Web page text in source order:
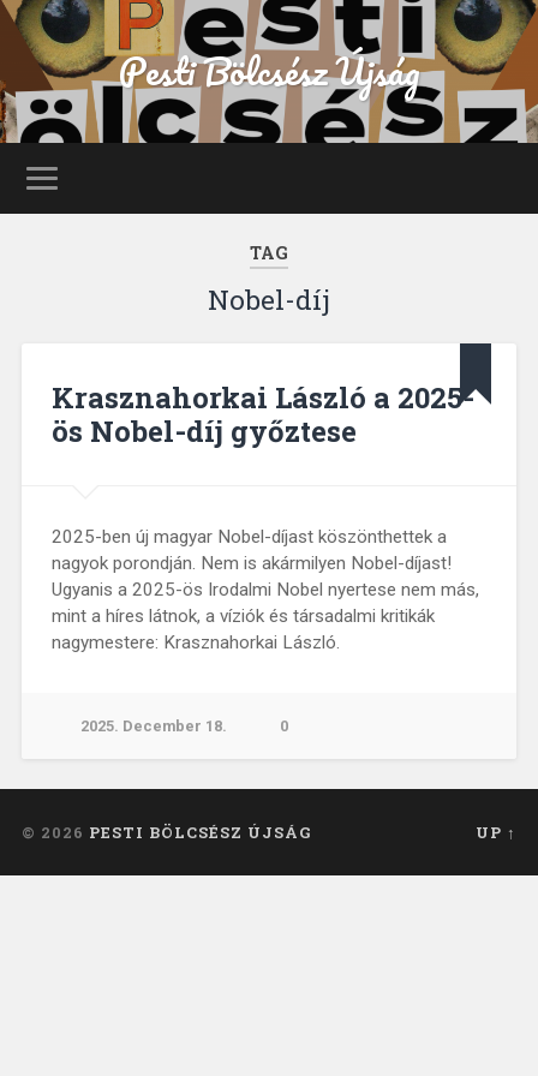
Pesti Bölcsész Újság
TAG
Nobel-díj
Krasznahorkai László a 2025-
ös Nobel-díj győztese
2025-ben új magyar Nobel-díjast köszönthettek a
nagyok porondján. Nem is akármilyen Nobel-díjast!
Ugyanis a 2025-ös Irodalmi Nobel nyertese nem más,
mint a híres látnok, a víziók és társadalmi kritikák
nagymestere: Krasznahorkai László.
2025. December 18. 0
© 2026 PESTI BÖLCSÉSZ ÚJSÁG UP ↑